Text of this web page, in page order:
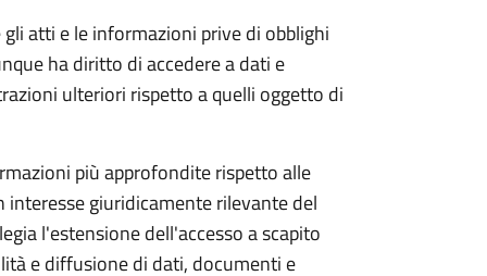
atti e le informazioni prive di obblighi
ha diritto di accedere a dati e
ulteriori rispetto a quelli oggetto di
più approfondite rispetto alle
giuridicamente rilevante del
l'estensione dell'accesso a scapito
e diffusione di dati, documenti e